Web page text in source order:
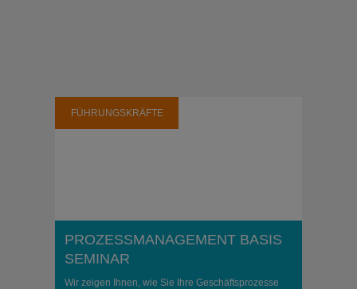
FÜHRUNGSKRÄFTE
PROZESSMANAGEMENT BASIS
SEMINAR
Wir zeigen Ihnen, wie Sie Ihre Geschäftsprozesse